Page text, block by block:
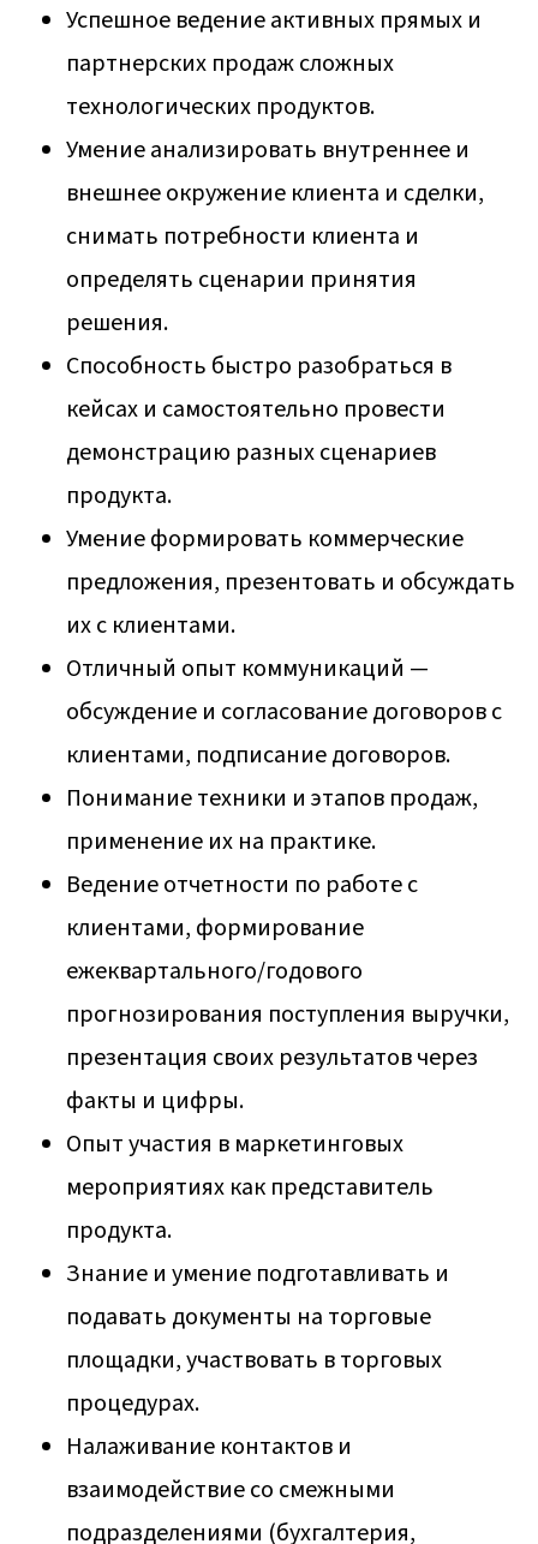
Успешное ведение активных прямых и
партнерских продаж сложных
технологических продуктов.
Умение анализировать внутреннее и
внешнее окружение клиента и сделки,
снимать потребности клиента и
определять сценарии принятия
решения.
Способность быстро разобраться в
кейсах и самостоятельно провести
демонстрацию разных сценариев
продукта.
Умение формировать коммерческие
предложения, презентовать и обсуждать
их с клиентами.
Отличный опыт коммуникаций —
обсуждение и согласование договоров с
клиентами, подписание договоров.
Понимание техники и этапов продаж,
применение их на практике.
Ведение отчетности по работе с
клиентами, формирование
ежеквартального/годового
прогнозирования поступления выручки,
презентация своих результатов через
факты и цифры.
Опыт участия в маркетинговых
мероприятиях как представитель
продукта.
Знание и умение подготавливать и
подавать документы на торговые
площадки, участвовать в торговых
процедурах.
Налаживание контактов и
взаимодействие со смежными
подразделениями (бухгалтерия,